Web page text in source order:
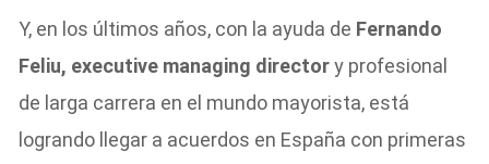
Y, en los últimos años, con la ayuda de Fernando
Feliu, executive managing directory profesional
de larga carrera en el mundo mayorista, está
logrando llegar a acuerdos en España con primeras